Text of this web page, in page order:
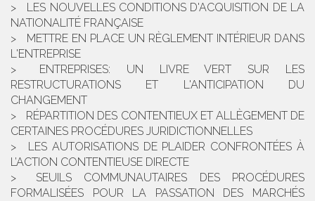
LES NOUVELLES CONDITIONS D'ACQUISITION DE LA
NATIONALITÉ FRANÇAISE
METTRE EN PLACE UN RÈGLEMENT INTÉRIEUR DANS
L'ENTREPRISE
ENTREPRISES: UN LIVRE VERT SUR LES
RESTRUCTURATIONS ET L'ANTICIPATION DU
CHANGEMENT
RÉPARTITION DES CONTENTIEUX ET ALLÈGEMENT DE
CERTAINES PROCÉDURES JURIDICTIONNELLES
LES AUTORISATIONS DE PLAIDER CONFRONTÉES À
L’ACTION CONTENTIEUSE DIRECTE
SEUILS COMMUNAUTAIRES DES PROCÉDURES
FORMALISÉES POUR LA PASSATION DES MARCHÉS